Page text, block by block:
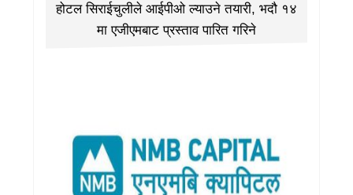
होटल सिराईचुलीले आईपीओ ल्याउने तयारी, भदौ १४
मा एजीएमबाट प्रस्ताव पारित गरिने